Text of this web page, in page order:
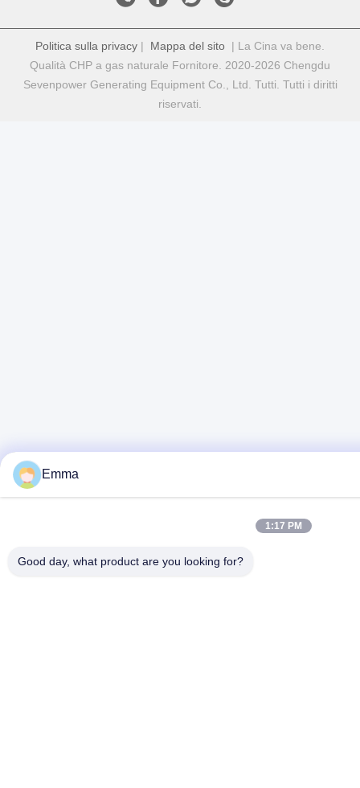
Politica sulla privacy | Mappa del sito | La Cina va bene.
Qualità CHP a gas naturale Fornitore. 2020-2026 Chengdu
Sevenpower Generating Equipment Co., Ltd. Tutti. Tutti i diritti
riservati.
Emma
1:17 PM
Good day, what product are you looking for?